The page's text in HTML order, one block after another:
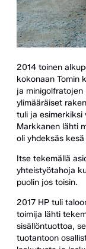
2014 toinen
kokonaan Tomin
ja minigolfratojen
ylimääräiset
tuli ja esimerkiksi
Markkanen lähti
oli yhdeksäs
Itse tekemällä
yhteistyötahoja
puolin jos toisin.
2017 HP tuli
toimija lähti
sisällöntuottoa,
tuotantoon